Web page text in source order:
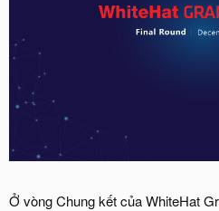
Ở vòng Chung kết của WhiteHat